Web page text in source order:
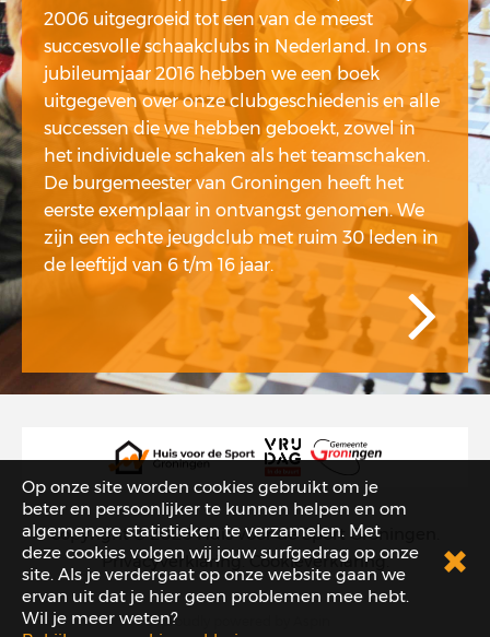
Op onze site worden cookies gebruikt om je
beter en persoonlijker te kunnen helpen en om
algemenere statistieken te verzamelen. Met
deze cookies volgen wij jouw surfgedrag op onze
site. Als je verdergaat op onze website gaan we
ervan uit dat je hier geen problemen mee hebt.
Wil je meer weten?
2006 uitgegroeid tot een van de meest
succesvolle schaakclubs in Nederland. In ons
jubileumjaar 2016 hebben we een boek
uitgegeven over onze clubgeschiedenis en alle
successen die we hebben geboekt, zowel in
het individuele schaken als het teamschaken.
De burgemeester van Groningen heeft het
eerste exemplaar in ontvangst genomen. We
zijn een echte jeugdclub met ruim 30 leden in
de leeftijd van 6 t/m 16 jaar.
copyright © 2026Huis voor de Sport Groningen
Privacyverklaring.Cookieverklaring.
proudly powered by